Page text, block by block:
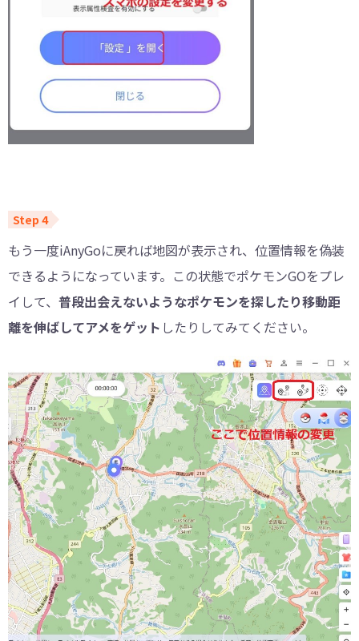
もう一度iAnyGoに戻れば地図が表示され、位置情報を偽装
できるようになっています。この状態でポケモンGOをプレ
イして、 普段出会えないようなポケモンを探したり移動距
離を伸ばしてアメをゲット したりしてみてください。